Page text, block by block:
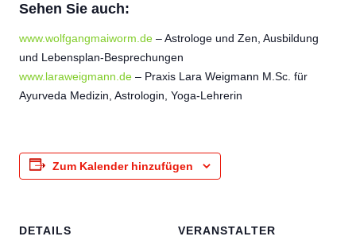
Sehen Sie auch:
www.wolfgangmaiworm.de – Astrologe und Zen, Ausbildung
und Lebensplan-Besprechungen
www.laraweigmann.de – Praxis Lara Weigmann M.Sc. für
Ayurveda Medizin, Astrologin, Yoga-Lehrerin
Zum Kalender hinzufügen
DETAILS
VERANSTALTER